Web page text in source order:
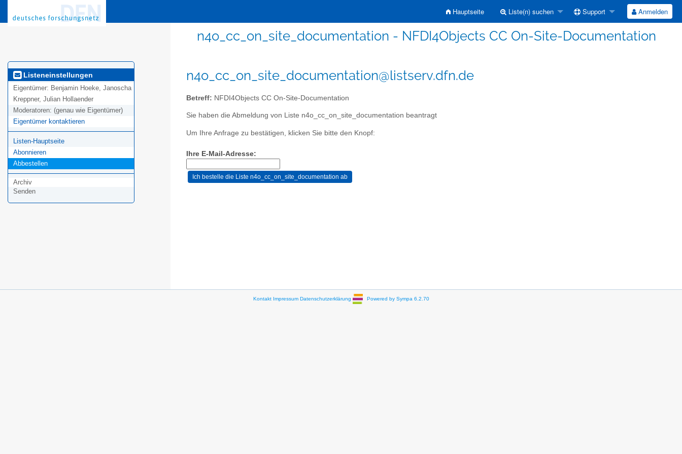
Hauptseite Liste(n) suchen Support Anmelden
n4o_cc_on_site_documentation - NFDI4Objects CC On-Site-Documentation
Listeneinstellungen
Eigentümer: Benjamin Hoeke, Janoscha
Kreppner, Julian Hollaender
Moderatoren: (genau wie Eigentümer)
Eigentümer kontaktieren
Listen-Hauptseite
Abonnieren
Abbestellen
Archiv
Senden
n4o_cc_on_site_documentation@listserv.dfn.de
Betreff: NFDI4Objects CC On-Site-Documentation
Sie haben die Abmeldung von Liste n4o_cc_on_site_documentation beantragt
Um Ihre Anfrage zu bestätigen, klicken Sie bitte den Knopf:
Ihre E-Mail-Adresse:
Kontakt Impressum Datenschutzerklärung Powered by Sympa 6.2.70